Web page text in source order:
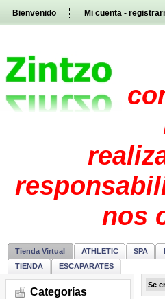
directamente
Bienvenido Mi cuenta -
nos
Tienda Virtual ATHLETIC SPA
TIENDA
ESCAPARATES
Categorías
Se